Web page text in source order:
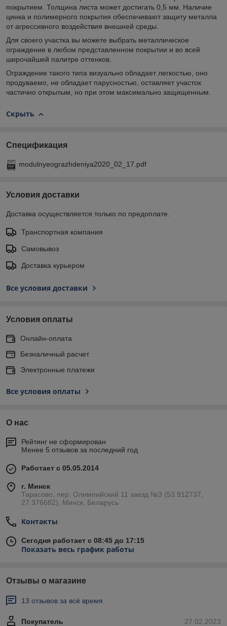
покрытием. Толщина листа может достигать 0,5 мм. Наличие
цинка и полимерного покрытия обеспечивают защиту металла
от агрессивного воздействия внешней среды.
Для своего участка вы можете выбрать металлическое
ограждение в любом представленном покрытии и во всей
широчайшей палитре оттенков.
Ограждение такого типа визуально обладает легкостью, оно
продуваемо, не обладает парусностью, оставляет участок
частично открытым, но при этом максимально защищенным.
Скрыть
Спецификация
modulnyeograzhdeniya2020_02_17.pdf
Условия доставки
Доставка осуществляется только по предоплате.
Транспортная компания
Самовывоз
Доставка курьером
Все условия доставки
Условия оплаты
Онлайн-оплата
Безналичный расчет
Электронные платежи
Все условия оплаты
О нас
Рейтинг не сформирован
Менее 5 отзывов за последний год
Работает с 05.05.2014
г. Минск
Тарасово, пер. Олимпийский 11 заезд №3 (53.912737,
27.376682), Минск, Беларусь
Контакты
Сегодня работает с 08:45 до 17:15
Показать весь график работы
Отзывы о магазине
13 отзывов за всё время
27.02.2023
Покупатель